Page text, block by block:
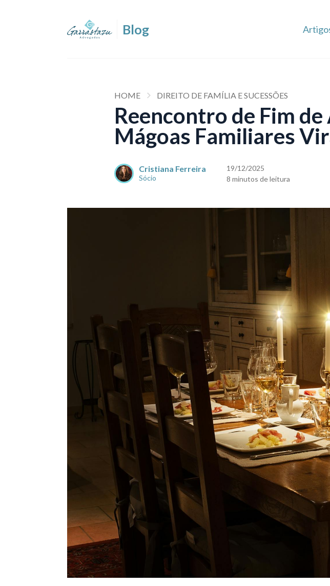
HOME DIREITO DE FAMÍLIA E SUCESSÕES
Reencontro de Fim
Mágoas Familiares
Cristiana Ferreira
Sócio
19/12/2025
8 minutos de leitura